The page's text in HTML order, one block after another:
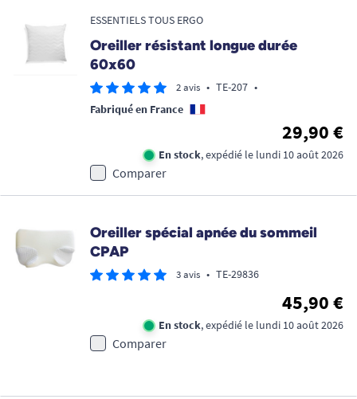
ESSENTIELS TOUS ERGO
Oreiller résistant longue durée
60x60
2 avis • TE-207 •
Fabriqué en France
29,90 €
En stock, expédié le lundi 10 août 2026
Comparer
Oreiller spécial apnée du sommeil
CPAP
3 avis • TE-29836
45,90 €
En stock, expédié le lundi 10 août 2026
Comparer